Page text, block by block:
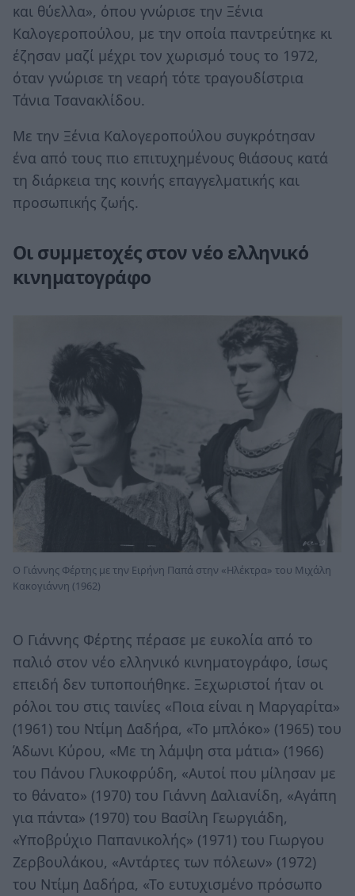
και θύελλα», όπου γνώρισε την Ξένια
Καλογεροπούλου, με την οποία παντρεύτηκε κι
έζησαν μαζί μέχρι τον χωρισμό τους το 1972,
όταν γνώρισε τη νεαρή τότε τραγουδίστρια
Τάνια Τσανακλίδου.
Με την Ξένια Καλογεροπούλου συγκρότησαν
ένα από τους πιο επιτυχημένους θιάσους κατά
τη διάρκεια της κοινής επαγγελματικής και
προσωπικής ζωής.
Οι συμμετοχές στον νέο ελληνικό
κινηματογράφο
Ο Γιάννης Φέρτης με την Ειρήνη Παπά στην «Ηλέκτρα» του Μιχάλη
Κακογιάννη (1962)
Ο Γιάννης Φέρτης πέρασε με ευκολία από το
παλιό στον νέο ελληνικό κινηματογράφο, ίσως
επειδή δεν τυποποιήθηκε. Ξεχωριστοί ήταν οι
ρόλοι του στις ταινίες «Ποια είναι η Μαργαρίτα»
(1961) του Ντίμη Δαδήρα, «Το μπλόκο» (1965) του
Άδωνι Κύρου, «Με τη λάμψη στα μάτια» (1966)
του Πάνου Γλυκοφρύδη, «Αυτοί που μίλησαν με
το θά­νατο» (1970) του Γιάννη Δαλιανίδη, «Αγάπη
για πάντα» (1970) του Βασίλη Γεωργιάδη,
«Υποβρύχιο Παπανικολής» (1971) του Γιωργου
Ζερβουλάκου, «Αντάρτες των πό­λεων» (1972)
του Ντίμη Δαδήρα, «Το ευτυχισμένο πρόσωπο